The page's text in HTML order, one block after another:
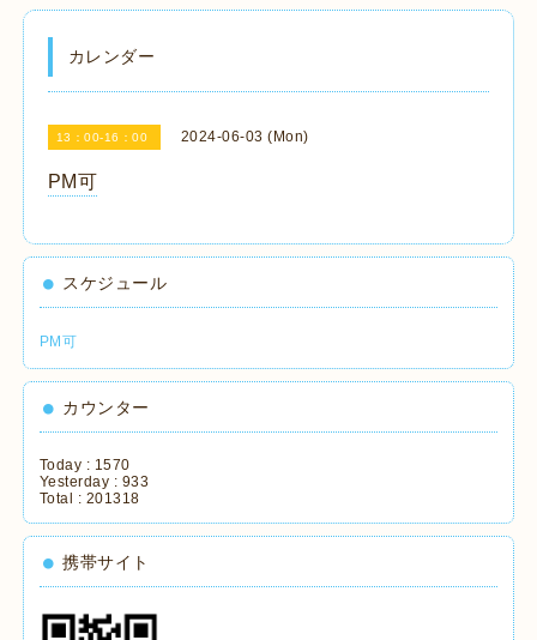
カレンダー
13：00-16：00 2024-06-03 (Mon)
PM可
スケジュール
PM可
カウンター
Today : 1570
Yesterday : 933
Total : 201318
携帯サイト